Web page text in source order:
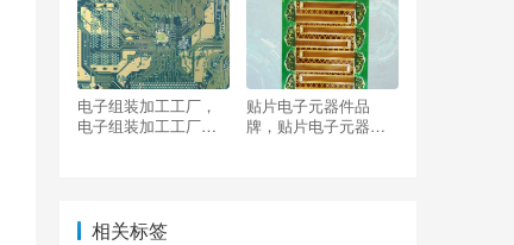
电子组装加工工厂，
电子组装加工工厂有
贴片电子元器件品
牌，贴片电子元器件
相关标签